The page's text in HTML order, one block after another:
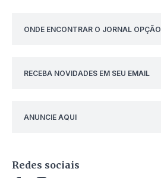
ONDE ENCONTRAR O JORNAL OPÇÃO
RECEBA NOVIDADES EM SEU EMAIL
ANUNCIE AQUI
Redes sociais